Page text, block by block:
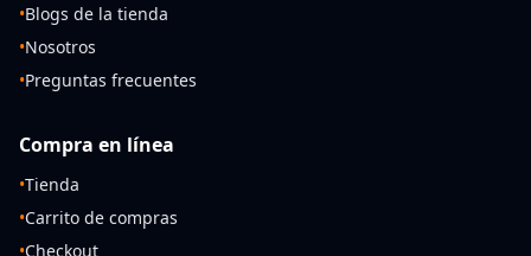
•Blogs de la tienda
•Nosotros
•Preguntas frecuentes
Compra en línea
•Tienda
•Carrito de compras
•Checkout